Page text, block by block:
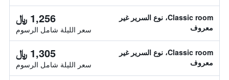
Classic room، نوع السرير غير
معروف
1,256 ﷼
سعر الليلة شامل الرسوم
Classic room، نوع السرير غير
معروف
1,305 ﷼
سعر الليلة شامل الرسوم